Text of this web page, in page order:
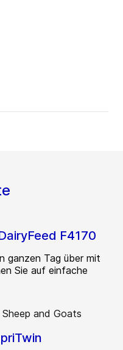
F4170
ganzen Tag über mit
Sie auf einfache